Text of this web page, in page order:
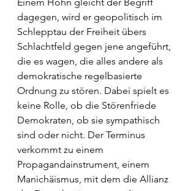
dagegen, wird er geopolitisch im
Schlepptau der Freiheit übers
Schlachtfeld gegen jene angeführt,
die es wagen, die alles andere als
demokratische regelbasierte
Ordnung zu stören. Dabei spielt es
keine Rolle, ob die Störenfriede
Demokraten, ob sie sympathisch
sind oder nicht. Der Terminus
verkommt zu einem
Propagandainstrument, einem
Manichäismus, mit dem die Allianz